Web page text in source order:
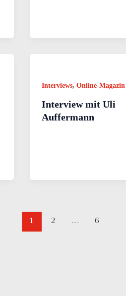
Interviews, Online-Magazin
Interview mit Uli
Auffermann
1 2 … 6